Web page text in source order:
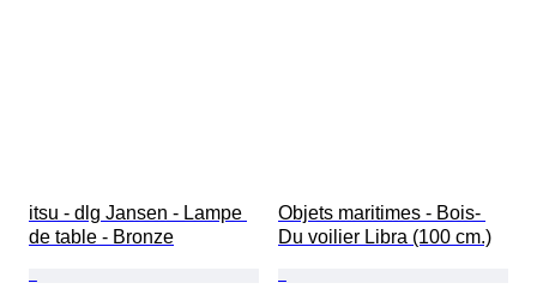
itsu - dlg Jansen - Lampe
de table - Bronze
Objets maritimes - Bois-
Du voilier Libra (100 cm.)